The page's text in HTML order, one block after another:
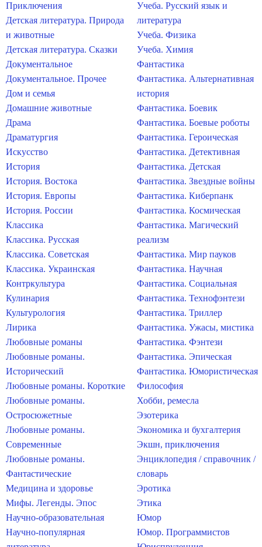
Приключения
Детская литература. Природа
и животные
Детская литература. Сказки
Документальное
Документальное. Прочее
Дом и семья
Домашние животные
Драма
Драматургия
Искусство
История
История. Востока
История. Европы
История. России
Классика
Классика. Русская
Классика. Советская
Классика. Украинская
Контркультура
Кулинария
Культурология
Лирика
Любовные романы
Любовные романы.
Исторический
Любовные романы. Короткие
Любовные романы.
Остросюжетные
Любовные романы.
Современные
Любовные романы.
Фантастические
Медицина и здоровье
Мифы. Легенды. Эпос
Научно-образовательная
Научно-популярная
Учеба. Русский язык и
литература
Учеба. Физика
Учеба. Химия
Фантастика
Фантастика. Альтернативная
история
Фантастика. Боевик
Фантастика. Боевые роботы
Фантастика. Героическая
Фантастика. Детективная
Фантастика. Детская
Фантастика. Звездные войны
Фантастика. Киберпанк
Фантастика. Космическая
Фантастика. Магический
реализм
Фантастика. Мир пауков
Фантастика. Научная
Фантастика. Социальная
Фантастика. Технофэнтези
Фантастика. Триллер
Фантастика. Ужасы, мистика
Фантастика. Фэнтези
Фантастика. Эпическая
Фантастика. Юмористическая
Философия
Хобби, ремесла
Эзотерика
Экономика и бухгалтерия
Экшн, приключения
Энциклопедия / справочник /
словарь
Эротика
Этика
Юмор
Юмор. Программистов